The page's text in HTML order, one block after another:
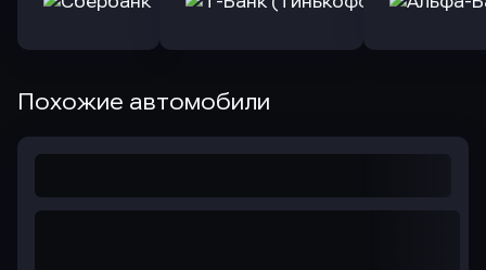
Похожие автомобили